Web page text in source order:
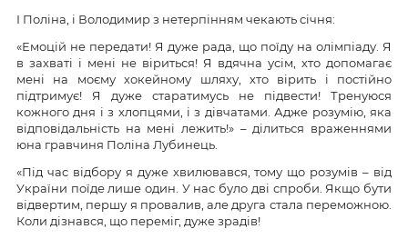
І Поліна, і Володимир з нетерпінням чекають січня:
«Емоцій не передати! Я дуже рада, що поїду на олімпіаду. Я
в захваті і мені не віриться! Я вдячна усім, хто допомагає
мені на моєму хокейному шляху, хто вірить і постійно
підтримує! Я дуже старатимусь не підвести! Тренуюся
кожного дня і з хлопцями, і з дівчатами. Адже розумію, яка
відповідальність на мені лежить!» – ділиться враженнями
юна гравчиня Поліна Лубинець.
«Під час відбору я дуже хвилювався, тому що розумів – від
України поїде лише один. У нас було дві спроби. Якщо бути
відвертим, першу я провалив, але друга стала переможною.
Коли дізнався, що переміг, дуже зрадів!